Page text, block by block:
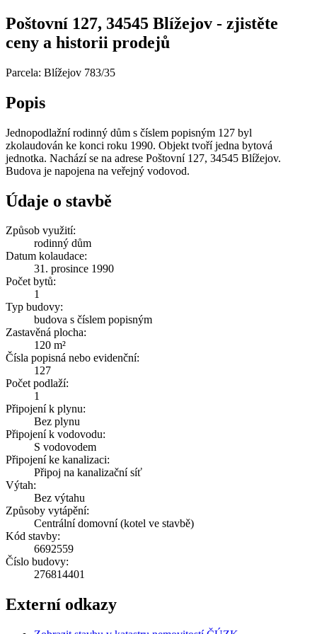
Poštovní 127, 34545 Blížejov - zjistěte
ceny a historii prodejů
Parcela: Blížejov 783/35
Popis
Jednopodlažní rodinný dům s číslem popisným 127 byl
zkolaudován ke konci roku 1990. Objekt tvoří jedna bytová
jednotka. Nachází se na adrese Poštovní 127, 34545 Blížejov.
Budova je napojena na veřejný vodovod.
Údaje o stavbě
Způsob využití:
rodinný dům
Datum kolaudace:
31. prosince 1990
Počet bytů:
1
Typ budovy:
budova s číslem popisným
Zastavěná plocha:
120 m²
Čísla popisná nebo evidenční:
127
Počet podlaží:
1
Připojení k plynu:
Bez plynu
Připojení k vodovodu:
S vodovodem
Připojení ke kanalizaci:
Připoj na kanalizační síť
Výtah:
Bez výtahu
Způsoby vytápění:
Centrální domovní (kotel ve stavbě)
Kód stavby:
6692559
Číslo budovy:
276814401
Externí odkazy